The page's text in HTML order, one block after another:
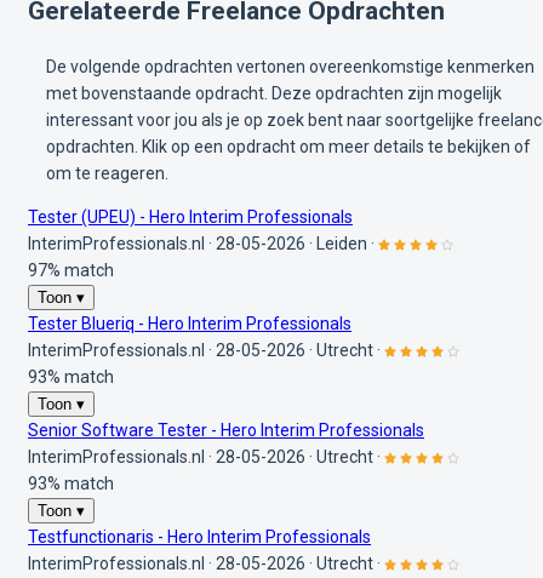
Gerelateerde Freelance Opdrachten
De volgende opdrachten vertonen overeenkomstige kenmerken
met bovenstaande opdracht. Deze opdrachten zijn mogelijk
interessant voor jou als je op zoek bent naar soortgelijke
opdrachten. Klik op een opdracht om meer details te bekijken of
om te reageren.
Tester (UPEU) - Hero Interim Professionals
InterimProfessionals.nl · 28-05-2026 · Leiden ·
97% match
Toon ▾
Tester Blueriq - Hero Interim Professionals
InterimProfessionals.nl · 28-05-2026 · Utrecht ·
93% match
Toon ▾
Senior Software Tester - Hero Interim Professionals
InterimProfessionals.nl · 28-05-2026 · Utrecht ·
93% match
Toon ▾
Testfunctionaris - Hero Interim Professionals
InterimProfessionals.nl · 28-05-2026 · Utrecht ·